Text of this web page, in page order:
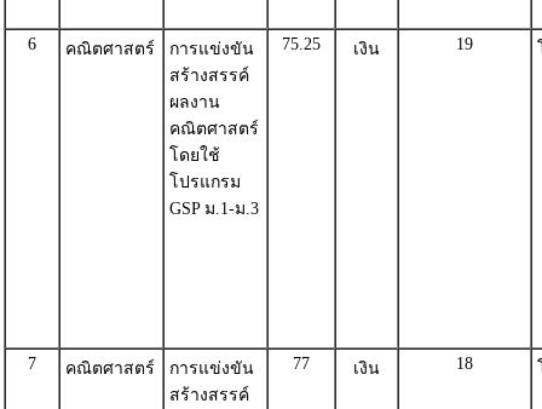
6 คณิตศาสตร์
การแข่งขัน
สร้างสรรค์
ผลงาน
คณิตศาสตร์
โดยใช้
โปรแกรม
GSP ม.1-ม.3
75.25 เงิน 19
7 คณิตศาสตร์
การแข่งขัน
สร้างสรรค์
77 เงิน 18